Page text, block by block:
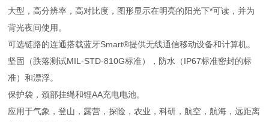
大型，高分辨率，高对比度，图形显示在明亮的阳光下*可读，并为
背光夜间使用。
可选链路的连通搭载蓝牙Smart®提供无线通信移动设备和计算机。
坚固（跌落测试MIL-STD-810G标准），防水（IP67标准密封的标
准）和漂浮。
保护袋，颈部挂绳和锂AA充电电池。
应用于气象，登山，露营，探险，农业，科研，航空，航海，远距离